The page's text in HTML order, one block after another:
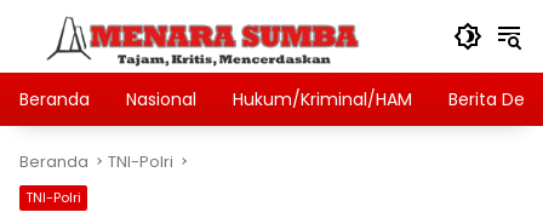
Langsung
konten
Beranda
Nasional Hukum/Kriminal/HAM Berita Desa
Beranda TNI-Polri
TNI-Polri